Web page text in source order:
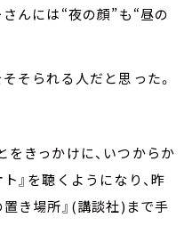
んには“夜の顔”も“昼の
そられる人だと思った。
きっかけに、いつからか
』を聴くようになり、昨
き場所』(講談社)まで手